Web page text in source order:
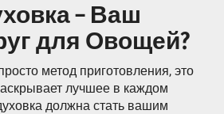
– Ваш
для Овощей?
метод приготовления, это
лучшее в каждом
должна стать вашим